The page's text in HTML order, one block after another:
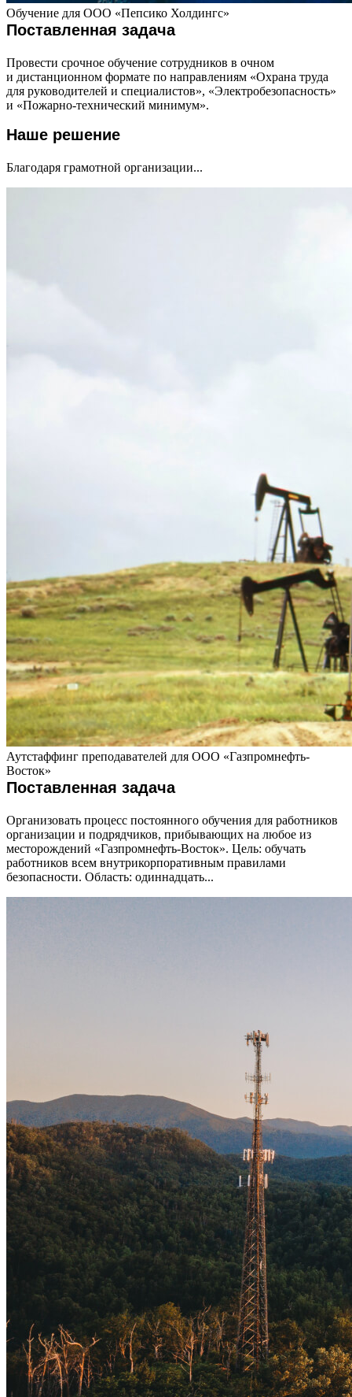
Обучение для ООО «Пепсико Холдингс»
Поставленная задача
Провести срочное обучение сотрудников в очном
и дистанционном формате по направлениям «Охрана труда
для руководителей и специалистов», «Электробезопасность»
и «Пожарно-технический минимум».
Наше решение
Благодаря грамотной организации...
Аутстаффинг преподавателей для ООО «Газпромнефть-
Восток»
Поставленная задача
Организовать процесс постоянного обучения для работников
организации и подрядчиков, прибывающих на любое из
месторождений «Газпромнефть-Восток». Цель: обучать
работников всем внутрикорпоративным правилами
безопасности. Область: одиннадцать...